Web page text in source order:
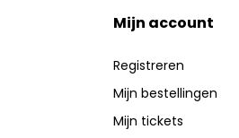
Mijn account
Registreren
Mijn bestellingen
Mijn tickets